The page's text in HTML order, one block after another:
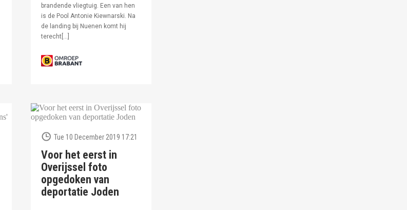
brandende vliegtuig. Een van hen
is de Pool Antonie Kiewnarski. Na
de landing bij Nuenen komt hij
terecht[…]
Tue 10 December 2019 17:21
Voor het eerst in
Overijssel foto
opgedoken van
deportatie Joden